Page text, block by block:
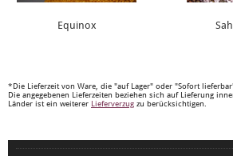
Equinox
*Die Lieferzeit von Ware, die "auf Lager" oder "Sofort
Die angegebenen Lieferzeiten beziehen sich auf Lieferung
Länder ist ein weiterer Lieferverzug zu berücksichtigen.